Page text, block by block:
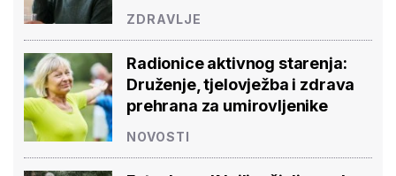
ZDRAVLJE
Radionice aktivnog starenja:
Druženje, tjelovježba i zdrava
prehrana za umirovljenike
NOVOSTI